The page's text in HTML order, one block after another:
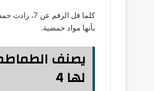
كلما قل
بأنها مواد حمضية.
يصنف
لها 4